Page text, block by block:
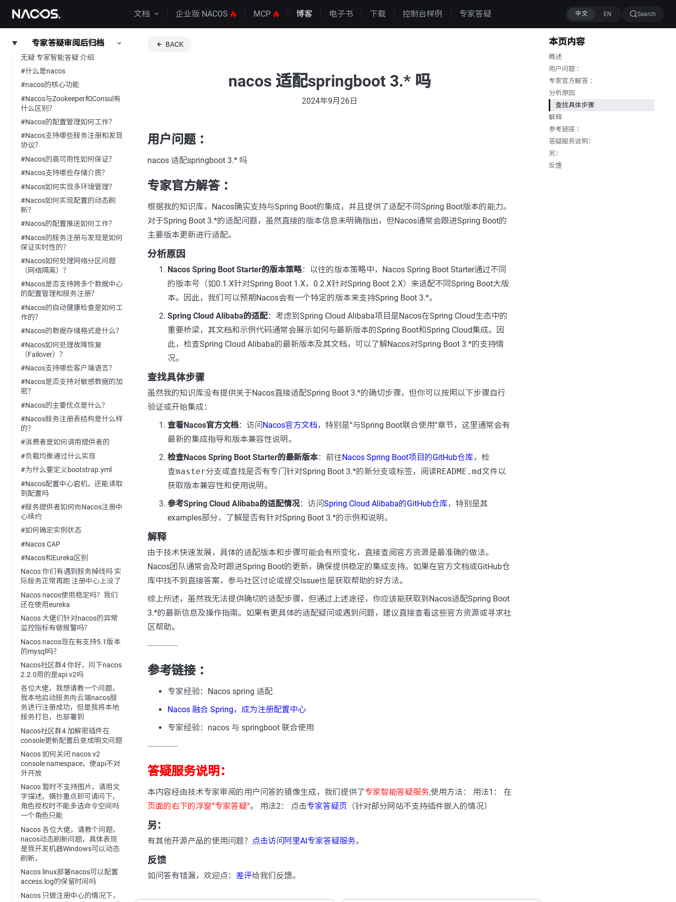
文档 企业版 NACOS MCP 博客 电子书 下载 控制台样例 专家答疑 Search
专家答疑审阅后归档
无疑 专家智能答疑 介绍
#什么是nacos
#nacos的核心功能
#Nacos与Zookeeper和Consul有
什么区别？
#Nacos的配置管理如何工作？
#Nacos支持哪些服务注册和发现
协议？
#Nacos的高可用性如何保证？
#Nacos支持哪些存储介质？
#Nacos如何实现多环境管理？
#Nacos如何实现配置的动态刷
新？
#Nacos的配置推送如何工作？
#Nacos的服务注册与发现是如何
保证实时性的？
#Nacos如何处理网络分区问题
（网络隔离）？
#Nacos是否支持跨多个数据中心
的配置管理和服务注册？
#Nacos的自动健康检查是如何工
作的？
#Nacos的数据存储格式是什么？
#Nacos如何处理故障恢复
（Failover）？
#Nacos支持哪些客户端语言？
#Nacos是否支持对敏感数据的加
密？
#Nacos的主要优点是什么？
#Nacos服务注册表结构是什么样
的？
#消费者是如何调用提供者的
#负载均衡通过什么实现
#为什么要定义bootstrap.yml
#Nacos配置中心宕机，还能读取
到配置吗
#服务提供者如何向Nacos注册中
心续约
#如何确定实例状态
#Nacos CAP
#Nacos和Eureka区别
Nacos 你们有遇到服务掉线吗 实
际服务正常再跑 注册中心上没了
Nacos nacos使用稳定吗？我们
还在使用eureka
Nacos 大佬们针对nacos的异常
监控指标有做报警吗？
Nacos nacos现在有支持5.1版本
的mysql吗？
Nacos社区群4 你好，问下nacos
2.2.0用的是api v2吗
各位大佬，我想请教一个问题，
我本地启动服务向云端nacos服
务进行注册成功，但是我将本地
服务打包，也部署到
Nacos社区群4 加解密插件在
console更新配置后变成明文问题
Nacos 如何关闭 nacos v2
console namespace，使api不对
外开放
Nacos 暂时不支持图片，请用文
字描述，摘抄重点即可请问下，
角色授权时不能多选命令空间吗
一个角色只能
Nacos 各位大佬，请教个问题，
nacos动态刷新问题，具体表现
是我开发机器Windows可以动态
刷新，
Nacos linux部署nacos可以配置
access.log的保留时间吗
Nacos 只做注册中心的情况下，
BACK
nacos 适配springboot 3.* 吗
2024年9月26日
用户问题 ：
nacos 适配springboot 3.* 吗
专家官方解答 ：
根据我的知识库，Nacos确实支持与Spring Boot的集成，并且提供了适配不同Spring Boot版本的能力。
对于Spring Boot 3.*的适配问题，虽然直接的版本信息未明确指出，但Nacos通常会跟进Spring Boot的
主要版本更新进行适配。
分析原因
Nacos Spring Boot Starter的版本策略：以往的版本策略中，Nacos Spring Boot Starter通过不同
的版本号（如0.1.X针对Spring Boot 1.X，0.2.X针对Spring Boot 2.X）来适配不同Spring Boot大版
本。因此，我们可以预期Nacos会有一个特定的版本来支持Spring Boot 3.*。
Spring Cloud Alibaba的适配：考虑到Spring Cloud Alibaba项目是Nacos在Spring Cloud生态中的
重要桥梁，其文档和示例代码通常会展示如何与最新版本的Spring Boot和Spring Cloud集成。因
此，检查Spring Cloud Alibaba的最新版本及其文档，可以了解Nacos对Spring Boot 3.*的支持情
况。
查找具体步骤
虽然我的知识库没有提供关于Nacos直接适配Spring Boot 3.*的确切步骤，但你可以按照以下步骤自行
验证或开始集成：
查看Nacos官方文档：访问Nacos官方文档，特别是“与Spring Boot联合使用”章节，这里通常会有
最新的集成指导和版本兼容性说明。
检查Nacos Spring Boot Starter的最新版本：前往Nacos Spring Boot项目的GitHub仓库，检
查master分支或查找是否有专门针对Spring Boot 3.*的新分支或标签，阅读README.md文件以
获取版本兼容性和使用说明。
参考Spring Cloud Alibaba的适配情况：访问Spring Cloud Alibaba的GitHub仓库，特别是其
examples部分，了解是否有针对Spring Boot 3.*的示例和说明。
解释
由于技术快速发展，具体的适配版本和步骤可能会有所变化，直接查阅官方资源是最准确的做法。
Nacos团队通常会及时跟进Spring Boot的更新，确保提供稳定的集成支持。如果在官方文档或GitHub仓
库中找不到直接答案，参与社区讨论或提交Issue也是获取帮助的好方法。
综上所述，虽然我无法提供确切的适配步骤，但通过上述途径，你应该能获取到Nacos适配Spring Boot
3.*的最新信息及操作指南。如果有更具体的适配疑问或遇到问题，建议直接查看这些官方资源或寻求社
区帮助。
---------------
参考链接 ：
专家经验：Nacos spring 适配
Nacos 融合 Spring，成为注册配置中心
专家经验：nacos 与 springboot 联合使用
---------------
答疑服务说明：
本内容经由技术专家审阅的用户问答的镜像生成，我们提供了专家智能答疑服务,使用方法： 用法1： 在
页面的右下的浮窗”专家答疑“。 用法2： 点击专家答疑页 （针对部分网站不支持插件嵌入的情况）
另：
有其他开源产品的使用问题？ 点击访问阿里AI专家答疑服务。
反馈
如问答有错漏，欢迎点： 差评给我们反馈。
本页内容
概述
用户问题 ：
专家官方解答 ：
分析原因
查找具体步骤
解释
参考链接 ：
答疑服务说明：
另：
反馈